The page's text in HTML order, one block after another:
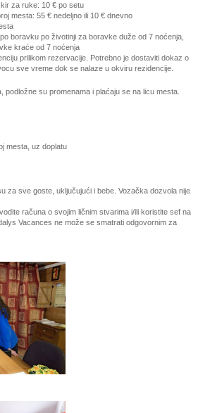
za ruke: 10 € po setu
mesta: 55 € nedeljno ili 10 € dnevno
boravku po životinji za boravke duže od 7 noćenja,
kraće od 7 noćenja
prilikom rezervacije. Potrebno je dostaviti dokaz o
sve vreme dok se nalaze u okviru rezidencije.
podložne su promenama i plaćaju se na licu mesta.
mesta, uz doplatu
za sve goste, uključujući i bebe. Vozačka dozvola nije
računa o svojim ličnim stvarima i/ili koristite sef na
Vacances ne može se smatrati odgovornim za